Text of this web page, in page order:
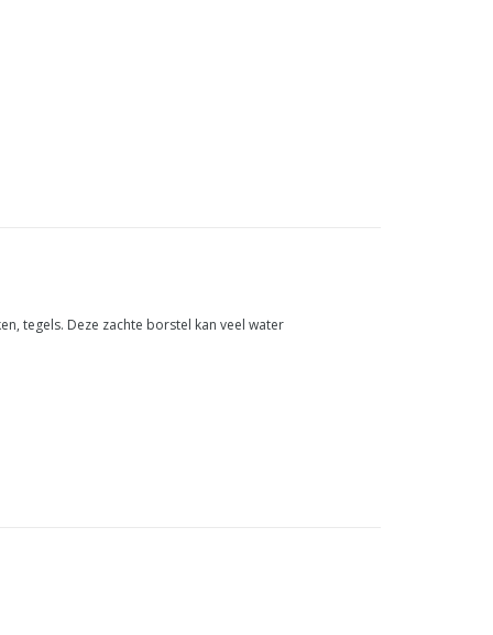
tegels. Deze zachte borstel kan veel water